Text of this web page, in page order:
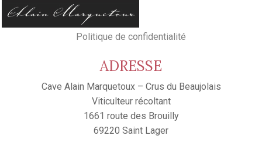
Politique de confidentialité
ADRESSE
Cave Alain Marquetoux – Crus du Beaujolais
Viticulteur récoltant
1661 route des Brouilly
69220 Saint Lager